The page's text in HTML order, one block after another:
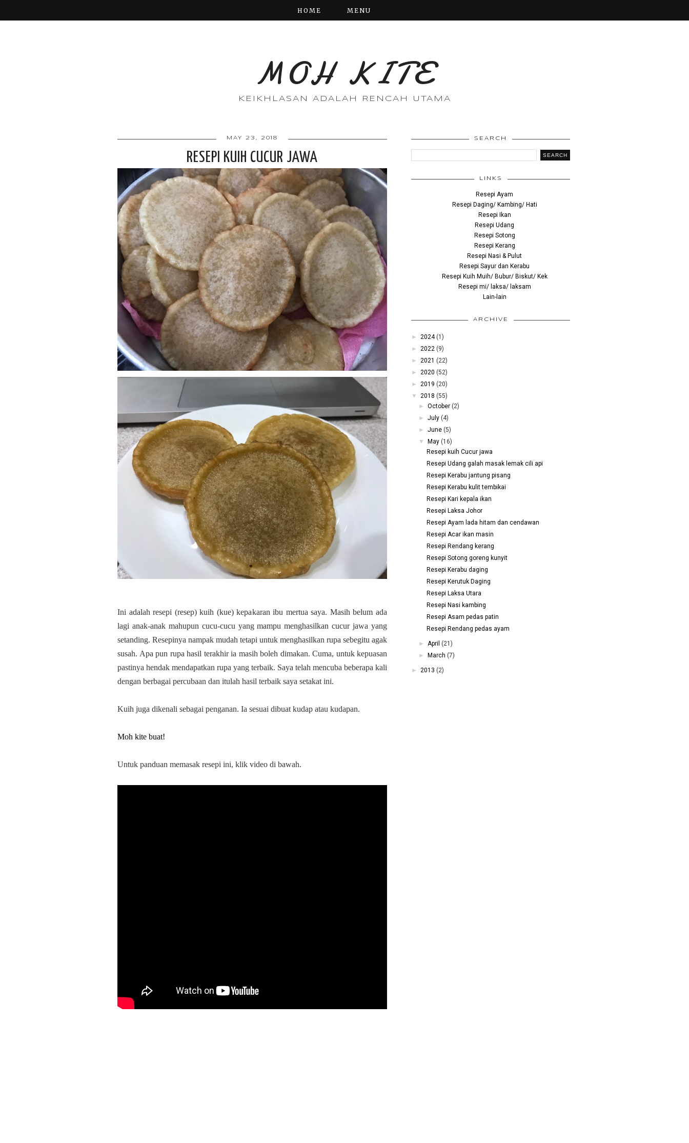
HOME MENU
MOH KITE
KEIKHLASAN ADALAH RENCAH UTAMA
MAY 23, 2018
RESEPI KUIH CUCUR JAWA
Ini adalah resepi (resep) kuih (kue) kepakaran ibu mertua saya. Masih belum ada
lagi anak-anak mahupun cucu-cucu yang mampu menghasilkan cucur jawa yang
setanding. Resepinya nampak mudah tetapi untuk menghasilkan rupa sebegitu agak
susah. Apa pun rupa hasil terakhir ia masih boleh dimakan. Cuma, untuk kepuasan
pastinya hendak mendapatkan rupa yang terbaik. Saya telah mencuba beberapa kali
dengan berbagai percubaan dan itulah hasil terbaik saya setakat ini.
Kuih juga dikenali sebagai penganan. Ia sesuai dibuat kudap atau kudapan.
Moh kite buat!
Untuk panduan memasak resepi ini, klik video di bawah.
SEARCH
LINKS
Resepi Ayam
Resepi Daging/ Kambing/ Hati
Resepi Ikan
Resepi Udang
Resepi Sotong
Resepi Kerang
Resepi Nasi & Pulut
Resepi Sayur dan Kerabu
Resepi Kuih Muih/ Bubur/ Biskut/ Kek
Resepi mi/ laksa/ laksam
Lain-lain
ARCHIVE
► 2024 (1)
► 2022 (9)
► 2021 (22)
► 2020 (52)
► 2019 (20)
▼
2018 (55)
►October (2)
►July (4)
►June (5)
▼
May (16)
Resepi kuih Cucur jawa
Resepi Udang galah masak lemak cili api
Resepi Kerabu jantung pisang
Resepi Kerabu kulit tembikai
Resepi Kari kepala ikan
Resepi Laksa Johor
Resepi Ayam lada hitam dan cendawan
Resepi Acar ikan masin
Resepi Rendang kerang
Resepi Sotong goreng kunyit
Resepi Kerabu daging
Resepi Kerutuk Daging
Resepi Laksa Utara
Resepi Nasi kambing
Resepi Asam pedas patin
Resepi Rendang pedas ayam
►April (21)
►
March (7)
► 2013 (2)